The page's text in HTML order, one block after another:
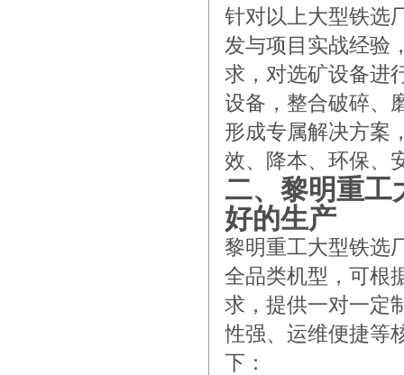
针对以上大型铁选
发与项目实战经验
求，对选矿设备进
设备，整合破碎、
形成专属解决方案
效、降本、环保、
二、黎明重工
好的生产
黎明重工大型铁选
全品类机型，可根
求，提供一对一定
性强、运维便捷等
下：